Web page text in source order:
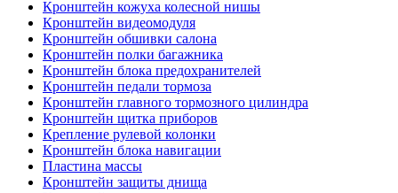
Кронштейн кожуха колесной нишы
Кронштейн видеомодуля
Кронштейн обшивки салона
Кронштейн полки багажника
Кронштейн блока предохранителей
Кронштейн педали тормоза
Кронштейн главного тормозного цилиндра
Кронштейн щитка приборов
Крепление рулевой колонки
Кронштейн блока навигации
Пластина массы
Кронштейн защиты днища